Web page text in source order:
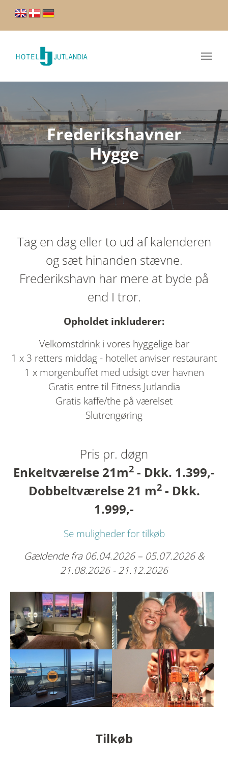
Frederikshavner
Hygge
Tag en dag eller to ud af kalenderen
og sæt hinanden stævne.
Frederikshavn har mere at byde på
end I tror.
Opholdet inkluderer:
Velkomstdrink i vores hyggelige bar
1 x 3 retters middag - hotellet anviser restaurant
1 x morgenbuffet med udsigt over havnen
Gratis entre til Fitness Jutlandia
Gratis kaffe/the på værelset
Slutrengøring
Pris pr. døgn
Enkeltværelse 21m2 - Dkk. 1.399,-
Dobbeltværelse 21 m2- Dkk.
1.999,-
Se muligheder for tilkøb
Gældende fra 06.04.2026 – 05.07.2026 &
21.08.2026 - 21.12.2026
Tilkøb